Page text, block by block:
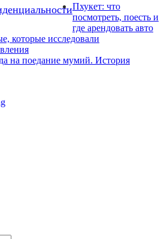
Пхукет: что
посмотреть, поесть и
где арендовать авто
которые исследовали
на поедание мумий. История